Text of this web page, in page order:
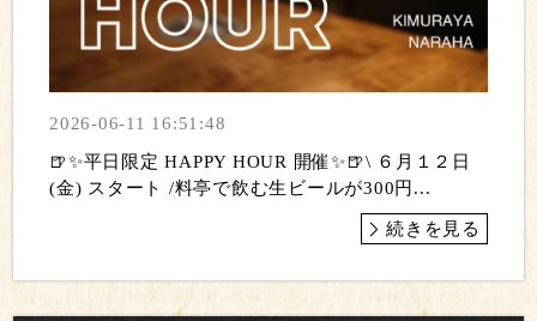
2026-06-11 16:51:48
🍺✨平日限定 HAPPY HOUR 開催✨🍺\ ６月１２日
(金) スタート /料亭で飲む生ビールが300円...
続きを見る